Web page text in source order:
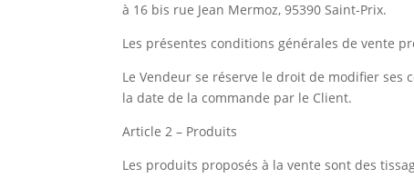
à 16 bis rue Jean Mermoz, 95390 Saint-Prix.
Les présentes conditions générales de vente
Le Vendeur se réserve le droit de modifier ses
la date de la commande par le Client.
Article 2 – Produits
Les produits proposés à la vente sont des